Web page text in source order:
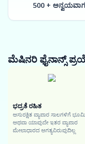
500 +
ಮೆಷಿನರಿ ಫೈನಾನ್ಸ್
ಭದ್ರತೆ ರಹಿತ
ಅಸುರಕ್ಷಿತ ವ್ಯಾಪಾರ ಸಾಲಗಳಿಗೆ
ಅಥವಾ ಯಾವುದೇ ಇತರ ವ್ಯಾಪಾರ
ಮೇಲಾಧಾರದ ಅಗತ್ಯವಿರುವುದಿಲ್ಲ